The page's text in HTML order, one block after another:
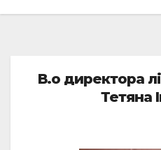
В.о директора
Тетяна